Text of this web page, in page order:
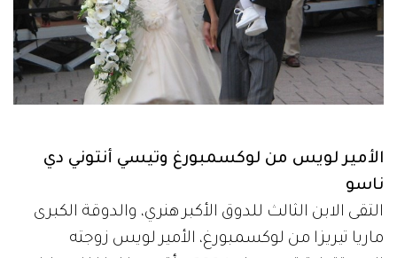
الأمير لويس من لوكسمبورغ وتيسي أنتوني دي
ناسو
التقى الابن الثالث للدوق الأكبر هنري، والدوقة الكبرى
ماريا تيريزا من لوكسمبورغ، الأمير لويس زوجته